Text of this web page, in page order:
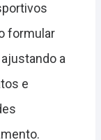
formular
ajustando a
e